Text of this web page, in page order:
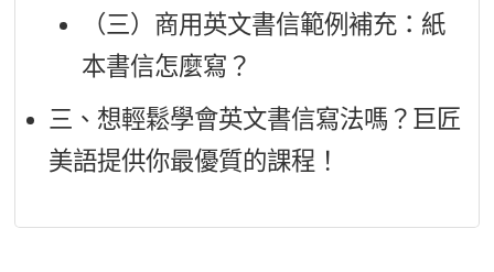
（三）商用英文書信範例補充：紙
本書信怎麼寫？
三、想輕鬆學會英文書信寫法嗎？巨匠
美語提供你最優質的課程！